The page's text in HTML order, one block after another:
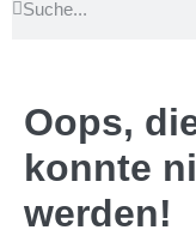
Oops,
konnte
werden!